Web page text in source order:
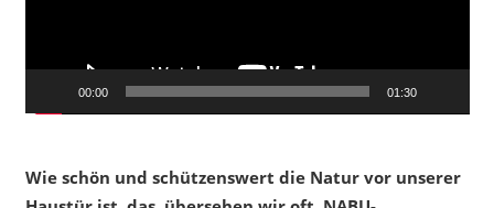
00:00 01:30
Wie schön und schützenswert die Natur vor unserer